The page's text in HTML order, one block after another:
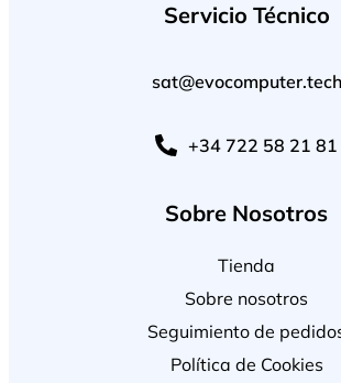
Servicio Técnico
sat@evocomputer.tech
+34 722 58 21 81
Sobre Nosotros
Tienda
Sobre nosotros
Seguimiento de
Política de Cookies